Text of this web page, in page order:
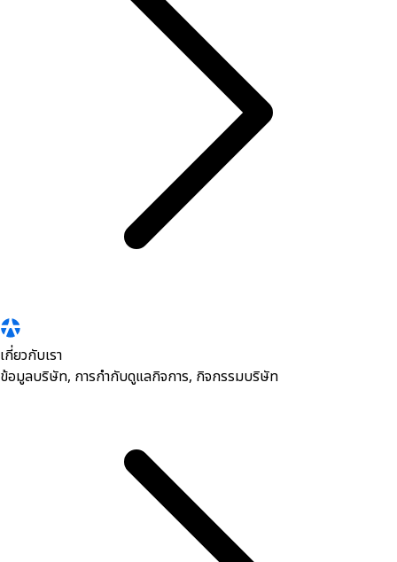
เกี่ยวกับเรา
ข้อมูลบริษัท, การกำกับดูแลกิจการ, กิจกรรมบริษัท